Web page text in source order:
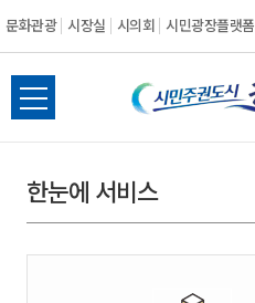
문화관광 시장실 시의회 시민광장플랫폼
시
민
권
전
체
뉴
열
한눈에 서비스